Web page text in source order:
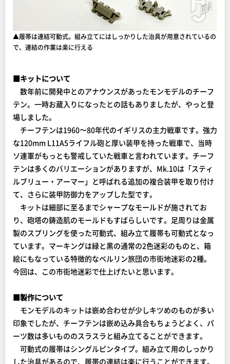
▲履帯は連結可動式。組み立てにはしっかりした治具が用意されているの
で、連結の作業は楽に行える
■キットについて
数年前に開発中とのアナウンスがあったモンモデルのチーフ
テン。一時お蔵入りになったとの話もありましたが、やっと登
場しました。
チーフテンは1960〜80年代のイギリスの主力戦車です。強力
な120mm L11A5ライフル砲と厚い装甲を持った戦車で、当時
ソ連軍がもっとも警戒していた戦車と言われています。チーフ
テンは多くのバリエーションがありますが、Mk.10は「スティ
ルブリュー・アーマー」と呼ばれる追加の複合装甲を取り付け
て、さらに装甲防御力をアップした型です。
キットは細部に至るまでシャープなモールドが施されてお
り、砲塔の鋳造肌のモールドもすばらしいです。足周りは金属
製のスプリングを使った可動式、組み立て履帯も可動式となっ
ています。マーキングは緑と黒の通常の2色迷彩のものと、箱
絵にもなっている特徴的なベルリン旅団の市街地迷彩の2種。
今回は、この市街地迷彩で仕上げたいと思います。
■製作について
モンモデルのキットは嵌め合わせが少しキツめのものが多い
印象でしたが、チーフテンは嵌め込み具合もちょうどよく、パ
ーツ数は多いもののスラスラと組み立てることができます。
可動式の履帯はシングルピンタイプ。組み立て用のしっかり
した治具があるので、履帯の連結は楽に行うことができます。